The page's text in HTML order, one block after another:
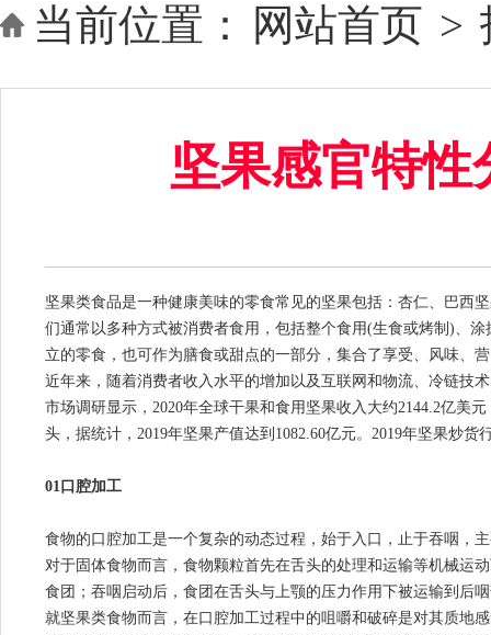
当前位置： 网站首页 >
坚果感官特
坚果类食品是一种健康美味的零食常见的坚果包括：杏仁、巴西
们通常以多种方式被消费者食用，包括整个食用(生食或烤制)、
立的零食，也可作为膳食或甜点的一部分，集合了享受、风味、
近年来，随着消费者收入水平的增加以及互联网和物流、冷链技
市场调研显示，2020年全球干果和食用坚果收入大约2144.2亿美
头，据统计，2019年坚果产值达到1082.60亿元。2019年坚果炒
01口腔加工
食物的口腔加工是一个复杂的动态过程，始于入口，止于吞咽，
对于固体食物而言，食物颗粒首先在舌头的处理和运输等机械运
食团；吞咽启动后，食团在舌头与上颚的压力作用下被运输到后
就坚果类食物而言，在口腔加工过程中的咀嚼和破碎是对其质地